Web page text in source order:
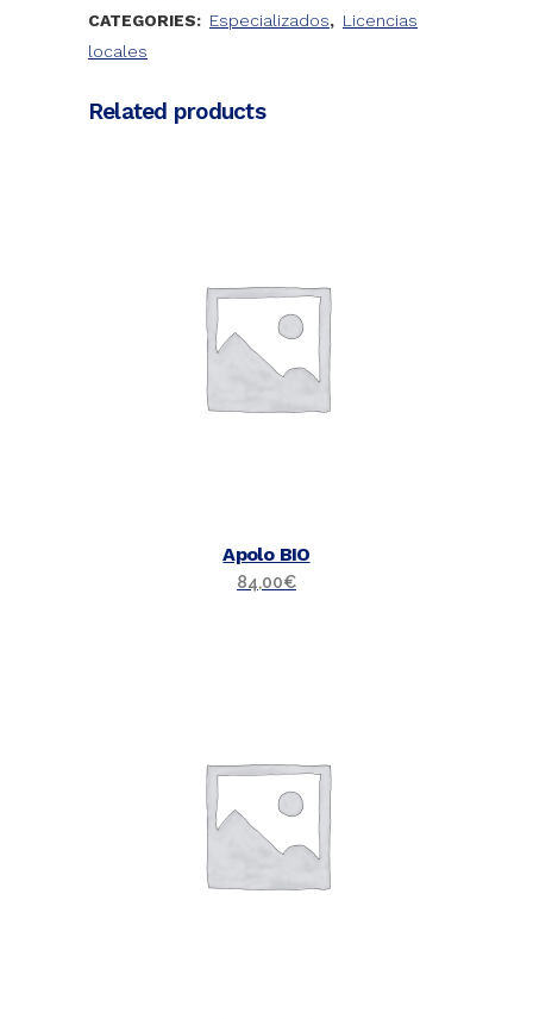
CATEGORIES: Especializados, Licencias
locales
Related products
Apolo BIO
84,00€